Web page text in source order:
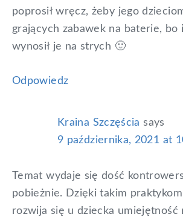
poprosił wręcz, żeby jego
grających zabawek na baterie, bo
wynosił je na strych 🙂
Odpowiedz
Kraina Szczęścia says
9 października, 2021 at
Temat wydaje się dość
pobieżnie. Dzięki takim
rozwija się u dziecka umiejętność